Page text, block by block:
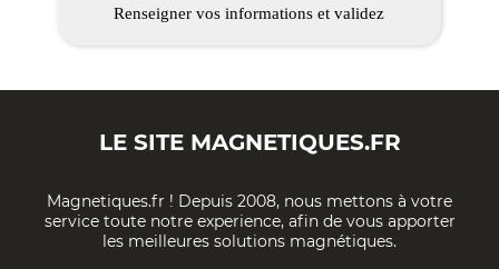
Renseigner vos informations et validez
LE SITE MAGNETIQUES.FR
Magnetiques.fr ! Depuis 2008, nous mettons à votre
service toute notre experience, afin de vous apporter
les meilleures solutions magnétiques.